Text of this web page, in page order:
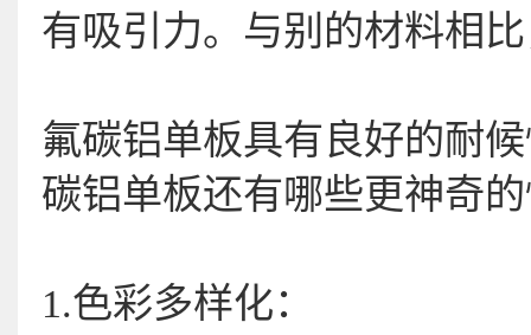
有吸引力。与别的材料相
氟碳铝单板具有良好的耐
碳铝单板还有哪些更神奇
1.色彩多样化：